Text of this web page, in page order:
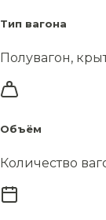
Тип вагона
Полувагон,
Объём
Количество